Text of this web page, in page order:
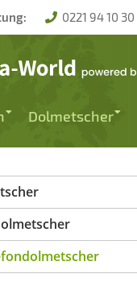
0221 94 10 30
Dolmetscher